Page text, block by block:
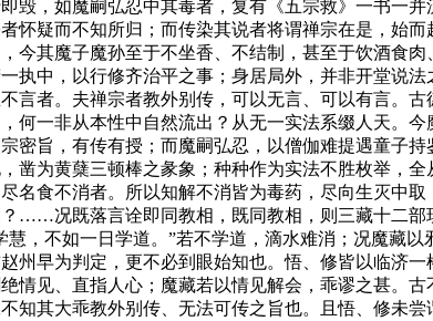
毁，如魔嗣弘忍中其毒者，复有《五宗救》一书一
怀疑而不知所归；而传染其说者将谓禅宗在是，始
今其魔子魔孙至于不坐香、不结制，甚至于饮酒食
执中，以行修齐治平之事；身居局外，并非开堂说
言者。夫禅宗者教外别传，可以无言、可以有言。
何一非从本性中自然流出？从无一实法系缀人天。
密旨，有传有授；而魔嗣弘忍，以僧伽难提遇童子
凿为黄蘖三顿棒之彖象；种种作为实法不胜枚举，
名食不消者。所以知解不消皆为毒药，尽向生灭中
……况既落言诠即同教相，既同教相，则三藏十二
慧，不如一日学道。”若不学道，滴水难消；况魔
州早为判定，更不必到眼始知也。悟、修皆以临济
情见、直指人心；魔藏若以情见解会，乖谬之甚。
知其大乖教外别传、无法可传之旨也。且悟、修未